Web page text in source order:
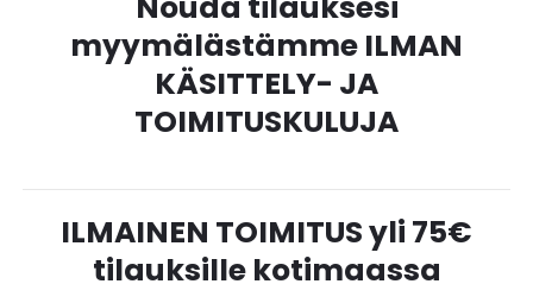
myymälästämme ILMAN
KÄSITTELY- JA
TOIMITUSKULUJA
ILMAINEN TOIMITUS yli 75€
tilauksille kotimaassa